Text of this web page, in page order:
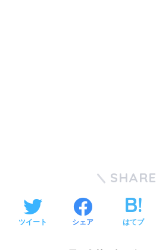
SHARE
ツイート シェア はてブ